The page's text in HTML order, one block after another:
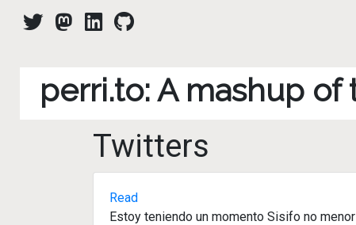
perri.to: A mashup of
Twitters
Read
Estoy teniendo un momento Sisifo no menor